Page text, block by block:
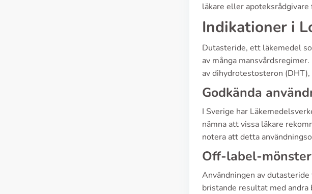
läkare eller
Indikationer i
Dutasteride, ett läkemedel
av många
av dihydrotestosteron
Godkända
I Sverige har
nämna att vissa läkare
notera att detta
Off-label-
Användningen av
bristande resultat med